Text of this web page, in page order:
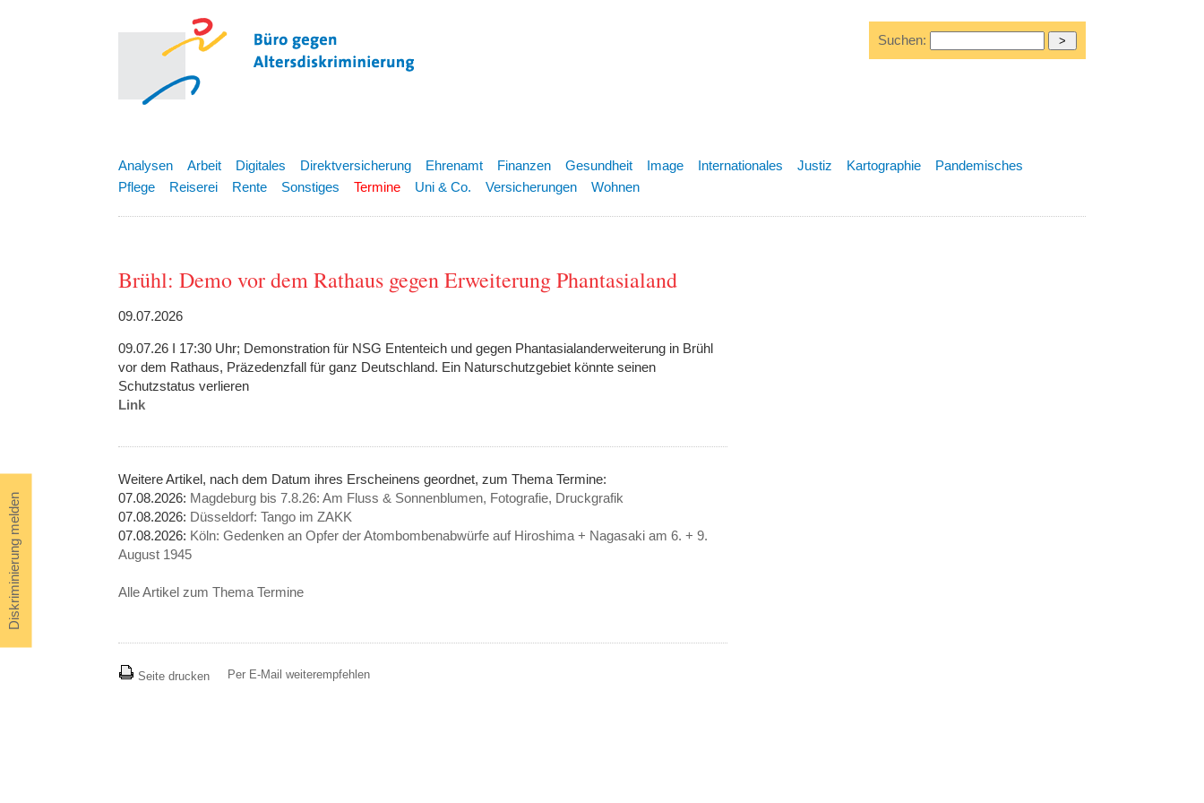
Diskriminierung melden
Suchen:
Analysen Arbeit Digitales Direktversicherung Ehrenamt Finanzen Gesundheit Image Internationales Justiz Kartographie
Pandemisches
Pflege
Reiserei Rente Sonstiges Termine Uni & Co. Versicherungen Wohnen
Brühl: Demo vor dem Rathaus gegen Erweiterung Phantasialand
09.07.2026
09.07.26 I 17:30 Uhr; Demonstration für NSG Ententeich und gegen Phantasialanderweiterung in Brühl
vor dem Rathaus, Präzedenzfall für ganz Deutschland. Ein Naturschutzgebiet könnte seinen
Schutzstatus verlieren
Link
Weitere Artikel, nach dem Datum ihres Erscheinens geordnet, zum Thema Termine:
07.08.2026: Magdeburg bis 7.8.26: Am Fluss & Sonnenblumen, Fotografie, Druckgrafik
07.08.2026: Düsseldorf: Tango im ZAKK
07.08.2026: Köln: Gedenken an Opfer der Atombombenabwürfe auf Hiroshima + Nagasaki am 6. + 9.
August 1945
Alle Artikel zum Thema Termine
Seite drucken Per E-Mail weiterempfehlen